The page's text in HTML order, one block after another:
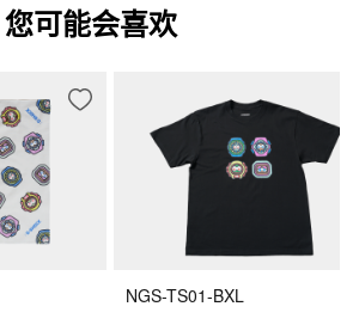
您可能会喜欢
NGS-TS01-BXL